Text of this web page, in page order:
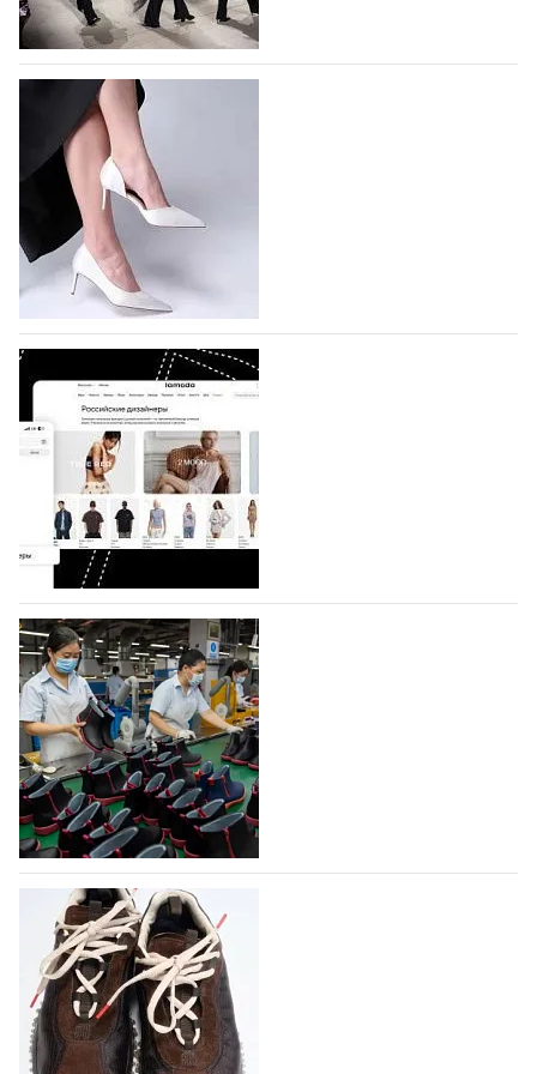
На участие в Московской неделе моды
подано 1047 заявок
На участие в седьмой Московской неделе моды,
которая пройдет в российской столице с 26 сентября
по 1 октября, уже подано 1047 заявок. Примерно
половину из них (494) прислали дизайнеры,
коллекции которых не были представлены в…
07.08.2026 724
BALLINA представит свои новинки на Euro
Shoes
Компания BALLINA Guangzhou Lihuang Footwear
Co., Ltd., основанная в 2011 году и расположенная в
Гуанчжоу, столице моды Китая, является
профессиональной обувной компанией,
объединяющей разработку, производство и…
07.08.2026 589
На платформе Lamoda - новый раздел и
условия продвижения локальных
дизайнерских марок
Российский маркетплейс Lamoda решил обновить
раздел для продажи продукции локальных
дизайнерских марок одежды, обуви и аксессуаров.
Бренды также получат маркетинговую…
06.08.2026 770
Объем мирового производства обуви в
2025 году практически не увеличился
В 2025 году мировое производство обуви
практически не изменилось, зафиксировав
незначительный рост на 0,1% до 24,6 млрд пар, -